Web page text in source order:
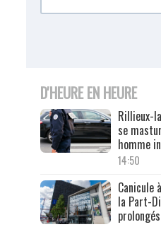
D'HEURE EN HEURE
Rillieux-
se
homme
14:50
Canicule
la Part-